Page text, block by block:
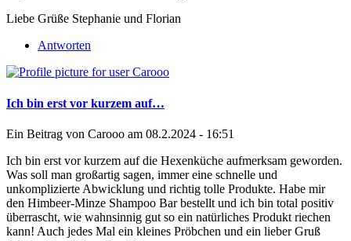
Liebe Grüße Stephanie und Florian
Antworten
Ich bin erst vor kurzem auf…
Ein Beitrag von Carooo am 08.2.2024 - 16:51
Ich bin erst vor kurzem auf die Hexenküche aufmerksam geworden.
Was soll man großartig sagen, immer eine schnelle und
unkomplizierte Abwicklung und richtig tolle Produkte. Habe mir
den Himbeer-Minze Shampoo Bar bestellt und ich bin total positiv
überrascht, wie wahnsinnig gut so ein natürliches Produkt riechen
kann! Auch jedes Mal ein kleines Pröbchen und ein lieber Gruß